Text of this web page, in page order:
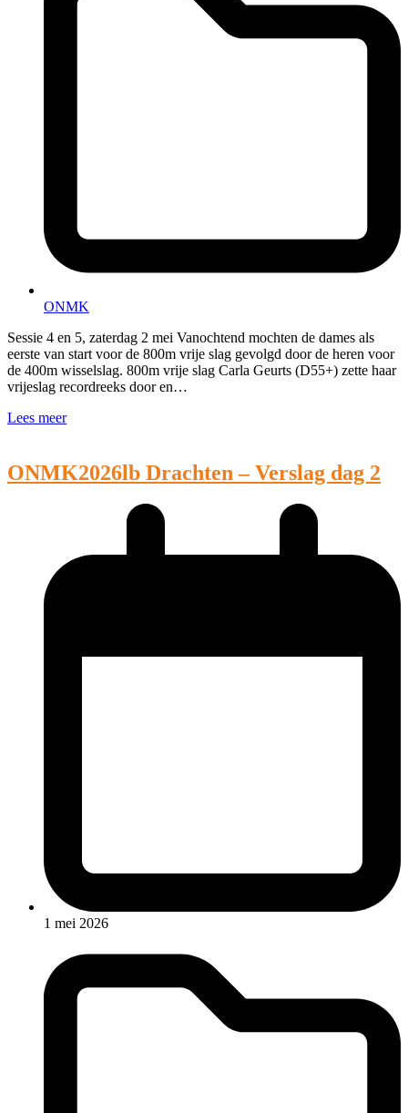
ONMK
Sessie 4 en 5, zaterdag 2 mei Vanochtend mochten de dames als
eerste van start voor de 800m vrije slag gevolgd door de heren voor
de 400m wisselslag. 800m vrije slag Carla Geurts (D55+) zette haar
vrijeslag recordreeks door en…
Lees meer
ONMK2026lb Drachten – Verslag dag 2
1 mei 2026